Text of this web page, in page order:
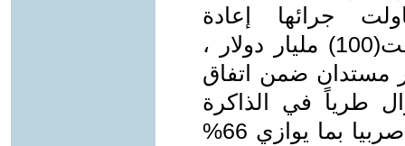
جرائها إعادة
هيكلةRestrac turing ديونها التي بلغت(100) مليار دولار ،
دولار مستدان ضمن اتفاق
طرياً في الذاكرة
،حيث تم في عام 2002 خفض ديون صربيا بما يوازي 66%